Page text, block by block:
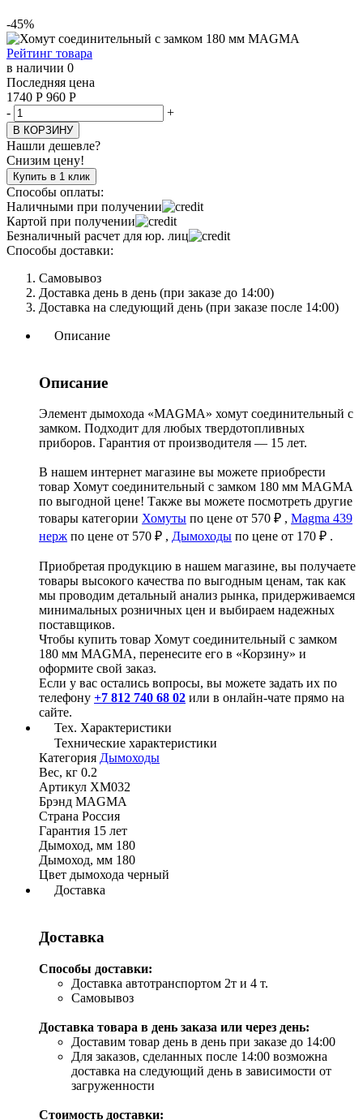
-45%
Рейтинг товара
в наличии 0
Последняя цена
1740 Р 960 Р
-
+
В КОРЗИНУ
Нашли дешевле?
Снизим цену!
Купить в 1 клик
Способы оплаты:
Наличными при получении
Картой при получении
Безналичный расчет для юр. лиц
Способы доставки:
Самовывоз
Доставка день в день (при заказе до 14:00)
Доставка на следующий день (при заказе после 14:00)
Описание
Описание
Элемент дымохода «MAGMA» хомут соединительный с
замком. Подходит для любых твердотопливных
приборов. Гарантия от производителя — 15 лет.
В нашем интернет магазине вы можете приобрести
товар Хомут соединительный с замком 180 мм MAGMA
по выгодной цене! Также вы можете посмотреть другие
товары категории Хомуты по цене от 570 ₽ , Magma 439
нерж по цене от 570 ₽ , Дымоходы по цене от 170 ₽ .
Приобретая продукцию в нашем магазине, вы получаете
товары высокого качества по выгодным ценам, так как
мы проводим детальный анализ рынка, придерживаемся
минимальных розничных цен и выбираем надежных
поставщиков.
Чтобы купить товар Хомут соединительный с замком
180 мм MAGMA, перенесите его в «Корзину» и
оформите свой заказ.
Если у вас остались вопросы, вы можете задать их по
телефону +7 812 740 68 02 или в онлайн-чате прямо на
сайте.
Тех. Характеристики
Технические характеристики
Категория Дымоходы
Вес, кг 0.2
Артикул XM032
Брэнд MAGMA
Страна Россия
Гарантия 15 лет
Дымоход, мм 180
Дымоход, мм 180
Цвет дымохода черный
Доставка
Доставка
Способы доставки:
Доставка автотранспортом 2т и 4 т.
Самовывоз
Доставка товара в день заказа или через день:
Доставим товар день в день при заказе до 14:00
Для заказов, сделанных после 14:00 возможна
доставка на следующий день в зависимости от
загруженности
Стоимость доставки: